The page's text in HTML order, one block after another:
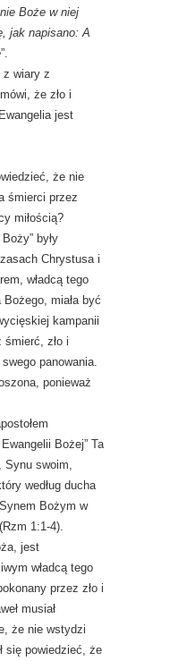
Boże w niej
jak napisano: A
”.
z wiary z
że zło i
jest
że nie
śmierci przez
miłością?
były
Chrystusa i
władcą tego
miała być
kampanii
zło i
panowania.
ponieważ
Bożej” Ta
Synu swoim,
według ducha
Bożym w
1:1-4).
jest
władcą tego
przez zło i
musiał
że nie wstydzi
się powiedzieć, że